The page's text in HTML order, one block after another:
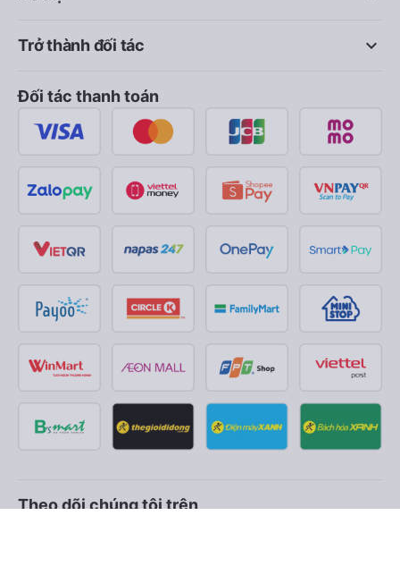
keyboard_arrow_down
Trở thành đối tác
Đối tác thanh toán
Theo dõi chúng tôi trên